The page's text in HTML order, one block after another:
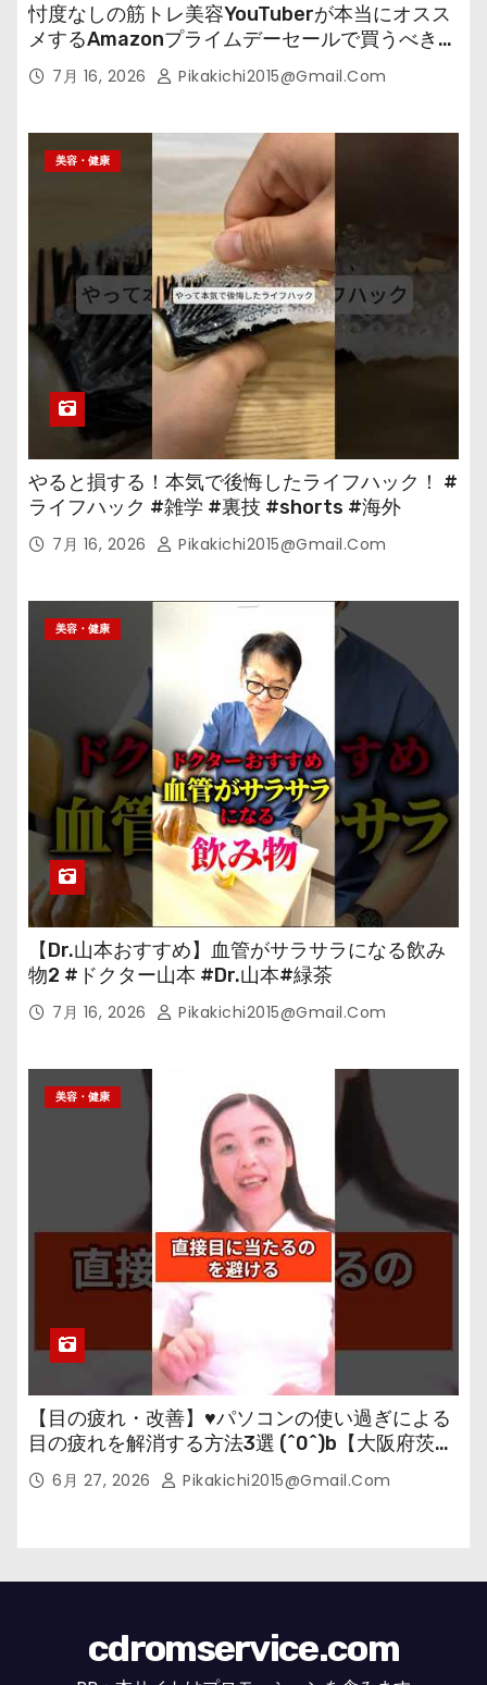
忖度なしの筋トレ美容YouTuberが本当にオスス
メするAmazonプライムデーセールで買うべきも
の 7月 16, 2026 Pikakichi2015@gmail.com
美容・健康
やると損する！本気で後悔したライフハック！ #
ライフハック #雑学 #裏技 #shorts #海外
7月 16, 2026 Pikakichi2015@gmail.com
美容・健康
【Dr.山本おすすめ】血管がサラサラになる飲み
物2 #ドクター山本 #Dr.山本#緑茶
7月 16, 2026 Pikakichi2015@gmail.com
美容・健康
【目の疲れ・改善】♥パソコンの使い過ぎによる
目の疲れを解消する方法3選 (^0^)b【大阪府茨木
市の女性・美容鍼灸・整体師が教えます。】
6月 27, 2026 Pikakichi2015@gmail.com
cdromservice.com